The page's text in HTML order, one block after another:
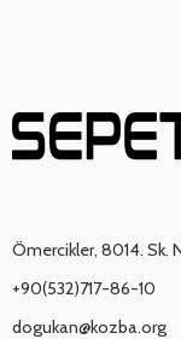
Ömercikler, 8014. Sk.
+90(532)717-86-10
dogukan@kozba.org